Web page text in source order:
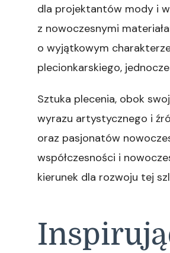
dla projektantów mody i
z nowoczesnymi
o wyjątkowym
plecionkarskiego,
Sztuka plecenia, obok
wyrazu artystycznego i
oraz pasjonatów
współczesności i
kierunek dla rozwoju tej